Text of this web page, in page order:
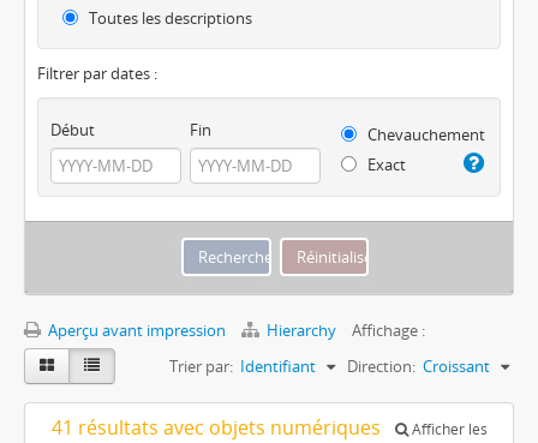
Toutes les descriptions
Filtrer par dates :
Début Fin
Chevauchement
Exact
Aperçu avant impression Hierarchy
Affichage :
Trier par: Identifiant Direction: Croissant
41 résultats avec objets numériques
Afficher les